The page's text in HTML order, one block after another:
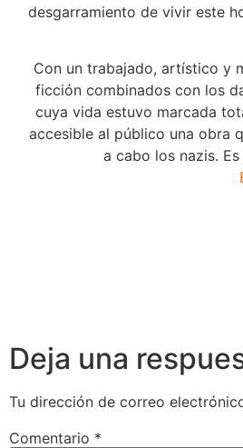
desgarramiento de vivir este
Con un trabajado, artístico y
ficción combinados con los
cuya vida estuvo marcada
accesible al público una obra
a cabo los nazis.
Deja una
Tu dirección de correo
Comentario *